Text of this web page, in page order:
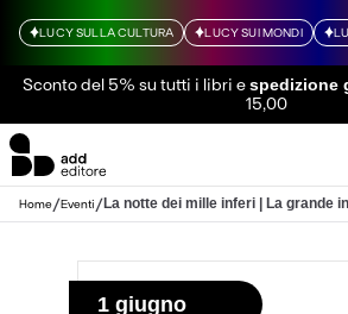
LUCY SULLA CULTURA LUCY SUI MONDI
Sconto del 5% su tutti i libri espedizione
15,00
Home/Eventi/La notte dei mille inferi | La grande
1 giugno